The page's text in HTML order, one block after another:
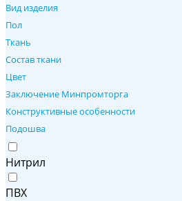
Вид изделия
Пол
Ткань
Состав ткани
Цвет
Заключение Минпромторга
Конструктивные особенности
Подошва
Нитрил
ПВХ